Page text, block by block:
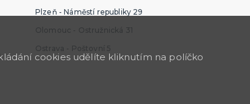
Plzeň - Náměstí republiky 29
Olomouc - Ostružnická 31
Ostrava - Poštovní 5
cookies udělíte kliknutím na políčko